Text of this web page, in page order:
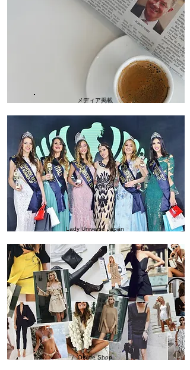
メディア掲載
Lady Universe Japan
Online Shop